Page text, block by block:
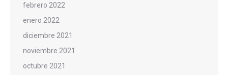
febrero 2022
enero 2022
diciembre 2021
noviembre 2021
octubre 2021